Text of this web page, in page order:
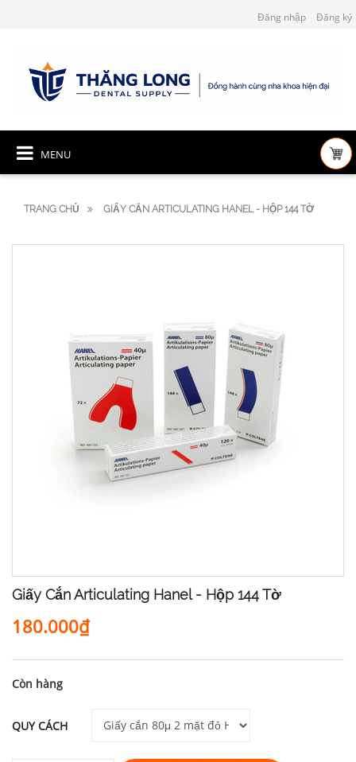
Đăng nhập Đăng ký
MENU
TRANG CHỦ GIẤY CẮN ARTICULATING HANEL - HỘP 144 TỜ
Giấy Cắn Articulating Hanel - Hộp 144 Tờ
180.000₫
Còn hàng
QUY CÁCH